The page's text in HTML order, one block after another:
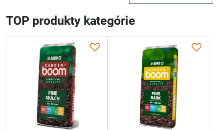
TOP produkty kategórie